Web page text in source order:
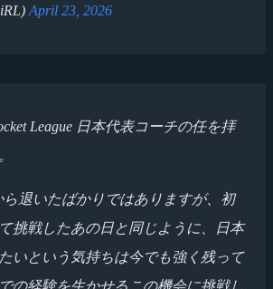
April 23, 2026
League 日本代表コーチの任を拝
ら退いたばかりではありますが、初
挑戦したあの日と同じように、日本
いという気持ちは今でも強く残って